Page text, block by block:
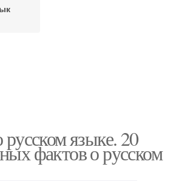
языке. 20
фактов о русском